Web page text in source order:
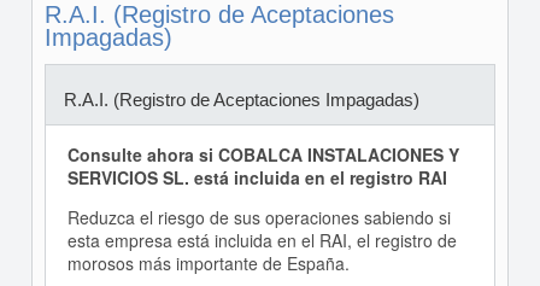
R.A.I. (Registro de Aceptaciones
Impagadas)
R.A.I. (Registro de Aceptaciones Impagadas)
Consulte ahora si COBALCA INSTALACIONES Y
SERVICIOS SL. está incluida en el registro RAI
Reduzca el riesgo de sus operaciones sabiendo si
esta empresa está incluida en el RAI, el registro de
morosos más importante de España.